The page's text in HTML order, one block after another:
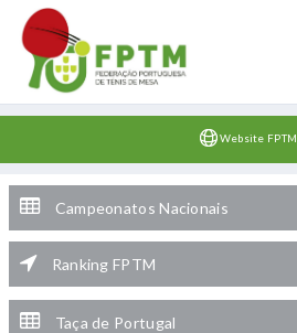
Website FPTM
Campeonatos Nacionais
Ranking FPTM
Taça de Portugal